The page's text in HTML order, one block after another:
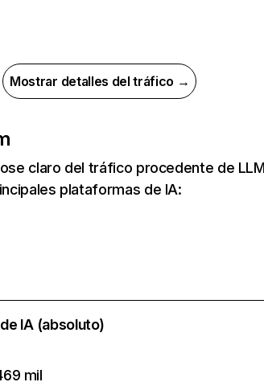
Mostrar detalles del tráfico →
claro del tráfico procedente de
plataformas de IA:
IA (absoluto)
mil